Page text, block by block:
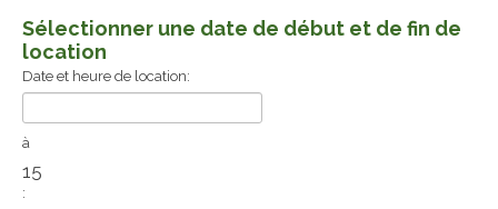
Sélectionner une date de début et de fin de
location
Date et heure de location:
à
15
: